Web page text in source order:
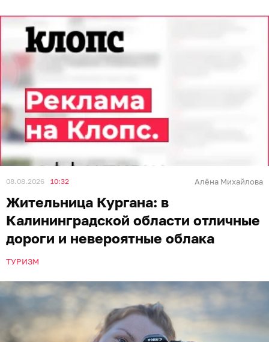
08.08.2026 10:32 Алёна Михайлова
Жительница Кургана: в
Калининградской области отличные
дороги и невероятные облака
ТУРИЗМ